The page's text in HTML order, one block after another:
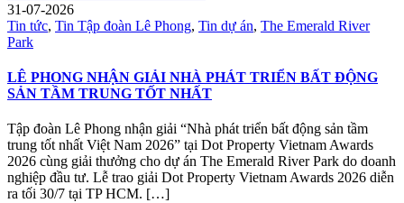
31-07-2026
Tin tức, Tin Tập đoàn Lê Phong, Tin dự án, The Emerald River
Park
LÊ PHONG NHẬN GIẢI NHÀ PHÁT TRIỂN BẤT ĐỘNG
SẢN TẦM TRUNG TỐT NHẤT
Tập đoàn Lê Phong nhận giải “Nhà phát triển bất động sản tầm
trung tốt nhất Việt Nam 2026” tại Dot Property Vietnam Awards
2026 cùng giải thưởng cho dự án The Emerald River Park do doanh
nghiệp đầu tư. Lễ trao giải Dot Property Vietnam Awards 2026 diễn
ra tối 30/7 tại TP HCM. […]